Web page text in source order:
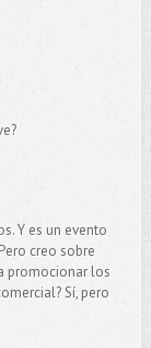
Y es un evento
creo sobre
promocionar los
Sí, pero